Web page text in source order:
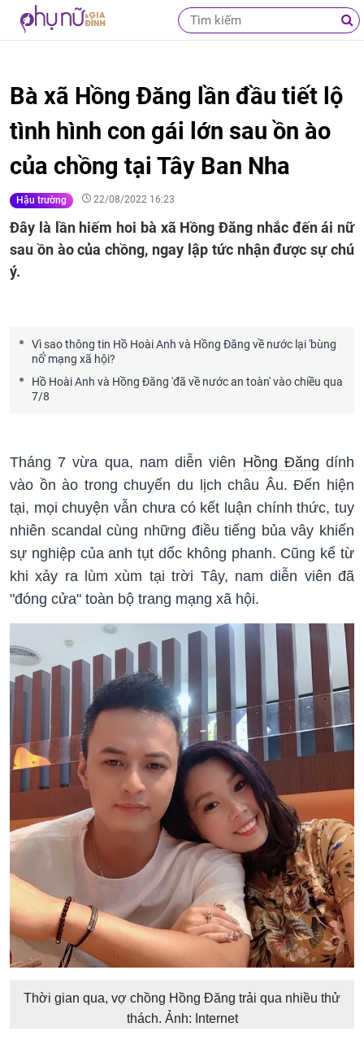
Bà xã Hồng Đăng lần đầu tiết lộ
tình hình con gái lớn sau ồn ào
của chồng tại Tây Ban Nha
Hậu trường 22/08/2022 16:23
Đây là lần hiếm hoi bà xã Hồng Đăng nhắc đến ái nữ
sau ồn ào của chồng, ngay lập tức nhận được sự chú
ý.
Vì sao thông tin Hồ Hoài Anh và Hồng Đăng về nước lại 'bùng
nổ' mạng xã hội?
Hồ Hoài Anh và Hồng Đăng 'đã về nước an toàn' vào chiều qua
7/8
Tháng 7 vừa qua, nam diễn viên Hồng Đăng dính
vào ồn ào trong chuyến du lịch châu Âu. Đến hiện
tại, mọi chuyện vẫn chưa có kết luận chính thức, tuy
nhiên scandal cùng những điều tiếng bủa vây khiến
sự nghiệp của anh tụt dốc không phanh. Cũng kể từ
khi xảy ra lùm xùm tại trời Tây, nam diễn viên đã
"đóng cửa" toàn bộ trang mạng xã hội.
Thời gian qua, vợ chồng Hồng Đăng trải qua nhiều thử
thách. Ảnh: Internet